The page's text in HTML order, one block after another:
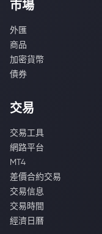
市場
外匯
商品
加密貨幣
債券
交易
交易工具
網路平台
MT4
差價合約交易
交易信息
交易時間
經濟日曆